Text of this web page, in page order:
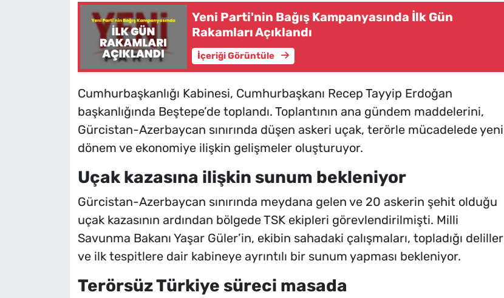
Yeni Parti'nin Bağış Kampanyasında İlk Gün
Rakamları Açıklandı
İçeriği Görüntüle
Cumhurbaşkanlığı Kabinesi, Cumhurbaşkanı Recep Tayyip Erdoğan
başkanlığında Beştepe’de toplandı. Toplantının ana gündem maddelerini,
Gürcistan-Azerbaycan sınırında düşen askeri uçak, terörle mücadelede yeni
dönem ve ekonomiye ilişkin gelişmeler oluşturuyor.
Uçak kazasına ilişkin sunum bekleniyor
Gürcistan-Azerbaycan sınırında meydana gelen ve 20 askerin şehit olduğu
uçak kazasının ardından bölgede TSK ekipleri görevlendirilmişti. Milli
Savunma Bakanı Yaşar Güler’in, ekibin sahadaki çalışmaları, topladığı deliller
ve ilk tespitlere dair kabineye ayrıntılı bir sunum yapması bekleniyor.
Terörsüz Türkiye süreci masada